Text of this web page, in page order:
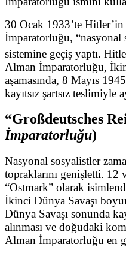
30 Ocak 1933’te
İmparatorluğu, “nasyonal
sistemine geçiş yaptı.
Alman İmparatorluğu,
aşamasında, 8 Mayıs
kayıtsız şartsız teslimiyle
“Großdeutsches
İmparatorluğu)
Nasyonal sosyalistler
topraklarını genişletti.
“Ostmark” olarak
İkinci Dünya Savaşı
Dünya Savaşı sonunda
alınması ve doğudaki
Alman İmparatorluğu en